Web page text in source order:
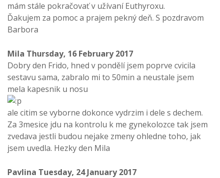
mám stále pokračovať v užívaní Euthyroxu.
Ďakujem za pomoc a prajem pekný deň. S pozdravom
Barbora
Mila Thursday, 16 February 2017
Dobry den Frido, hned v pondělí jsem poprve cvicila
sestavu sama, zabralo mi to 50min a neustale jsem
mela kapesnik u nosu
ale citim se vyborne dokonce vydrzim i dele s dechem.
Za 3mesice jdu na kontrolu k me gynekolozce tak jsem
zvedava jestli budou nejake zmeny ohledne toho, jak
jsem uvedla. Hezky den Mila
Pavlina Tuesday, 24 January 2017